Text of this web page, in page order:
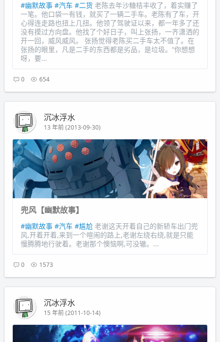
#幽默故事 #汽车 #二货 老陈去年沙糖桔丰收了，着实赚了
一笔。他口袋一有钱，就买了一辆二手车。老陈有了车，开
心得连走路也扭上几扭。他领了驾驶证以来，都一年多了还
没有摸过方向盘。他找了个好日子，叫上张扬，一齐潇洒的
开一回，威风威风。 张扬觉得老陈买二手车太不值了。在
张扬的眼里，凡是二手的东西都是劣品，是垃圾。“你想想
呀，要...
0 654
沉冰浮水
13 年前 (2013-09-30)
兜风【幽默故事】
#幽默故事 #汽车 #尴尬 老谢这天开着自己的新轿车出门兜
风,开着开着,来到一个喧闹的路上,老谢左绕右绕,就是只能
慢腾腾地行驶着。老谢那个懊恼啊,可没辙。...
0 1573
沉冰浮水
15 年前 (2011-10-14)